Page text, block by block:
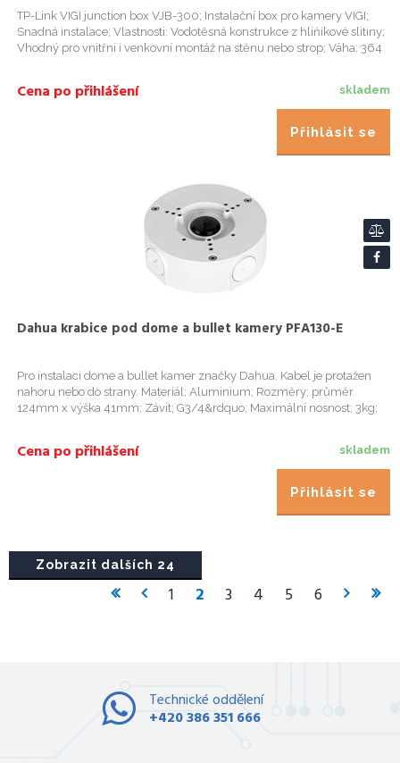
TP-Link VIGI junction box VJB-300; Instalační box pro kamery VIGI;
Snadná instalace; Vlastnosti: Vodotěsná konstrukce z hlińíkové slitiny;
Vhodný pro vnitřní i venkovní montáž na stěnu nebo strop; Váha: 364
skladem
Cena po přihlášení
Přihlásit se
Dahua krabice pod dome a bullet kamery PFA130-E
Pro instalaci dome a bullet kamer značky Dahua. Kabel je protažen
nahoru nebo do strany. Materiál; Aluminium; Rozměry; průměr
124mm x výška 41mm; Závit; G3/4&rdquo; Maximální nosnost; 3kg;
skladem
Cena po přihlášení
Přihlásit se
Zobrazit dalších 24
1 2 3 4 5 6
Technické oddělení
+420 386 351 666